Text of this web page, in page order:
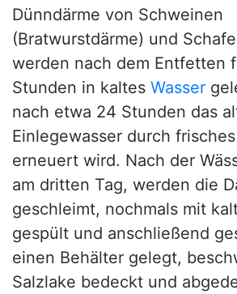
Dünndärme von Schweinen
(Bratwurstdärme) und
werden nach dem Entfetten
Stunden in kaltes Wasser
nach etwa 24 Stunden das
Einlegewasser durch
erneuert wird. Nach der
am dritten Tag, werden die
geschleimt, nochmals mit
gespült und anschließend
einen Behälter gelegt,
Salzlake bedeckt und